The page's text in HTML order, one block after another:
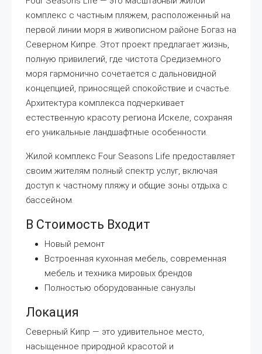
комплекс с частным пляжем, расположенный на
первой линии моря в живописном районе Богаз на
Северном Кипре. Этот проект предлагает жизнь,
полную привилегий, где чистота Средиземного
моря гармонично сочетается с дальновидной
концепцией, приносящей спокойствие и счастье.
Архитектура комплекса подчеркивает
естественную красоту региона Искеле, сохраняя
его уникальные ландшафтные особенности.
Жилой комплекс Four Seasons Life предоставляет
своим жителям полный спектр услуг, включая
доступ к частному пляжу и общие зоны отдыха с
бассейном.
В Стоимость Входит
Новый ремонт
Встроенная кухонная мебель, современная
мебель и техника мировых брендов
Полностью оборудованные санузлы
Локация
Северный Кипр — это удивительное место,
насыщенное природной красотой и